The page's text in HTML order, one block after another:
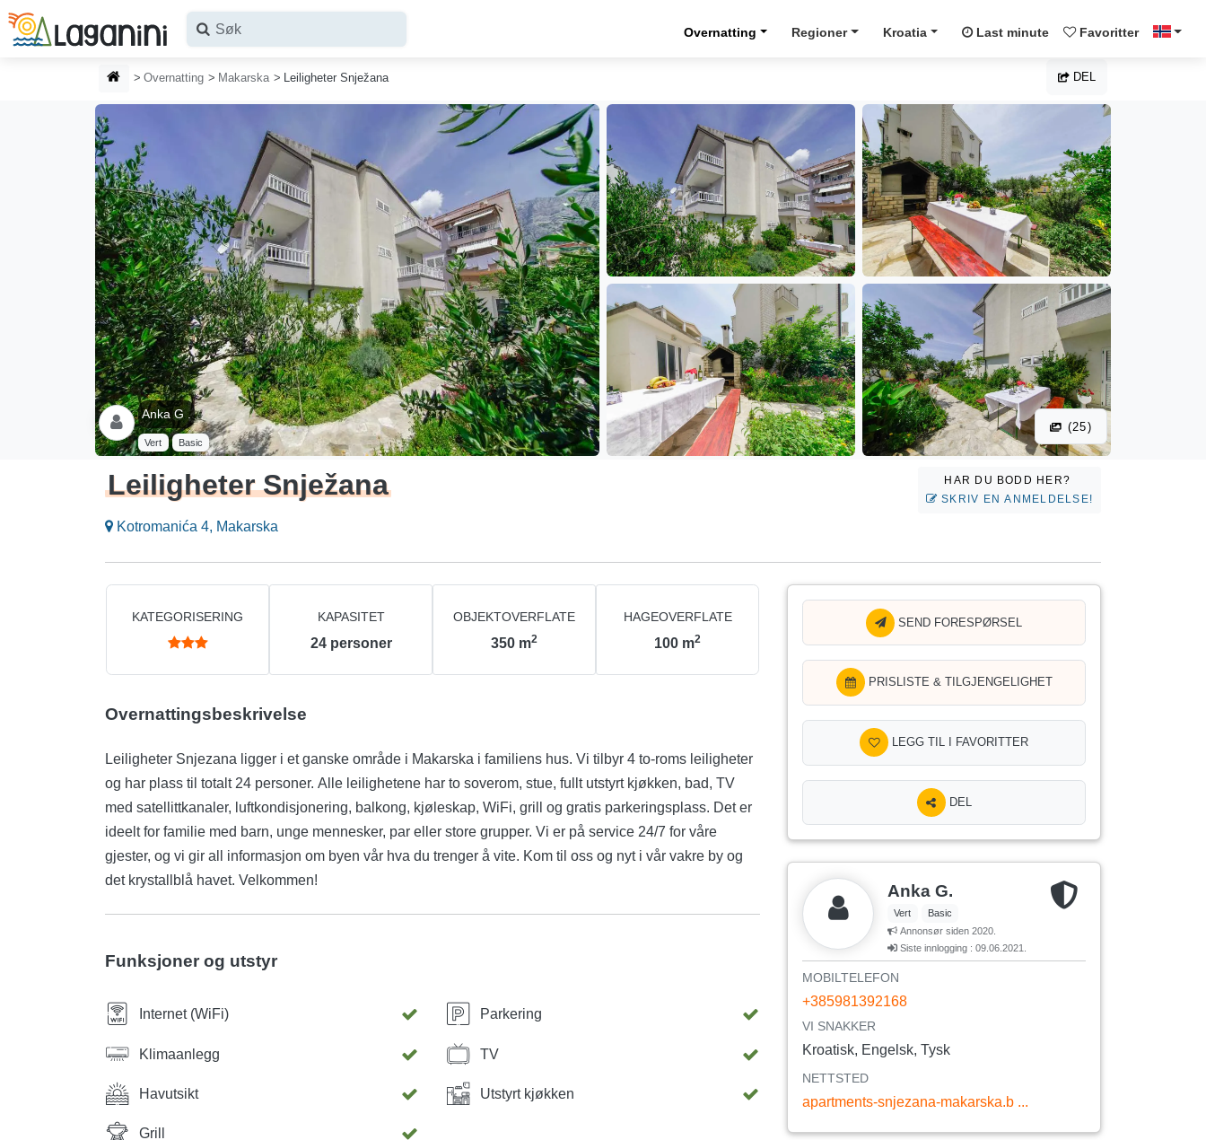
Hopp til hovedinnhold
Overnatting Regioner Kroatia Last minute Favoritter
HJEMMESIDE
Overnatting Makarska Leiligheter Snježana DEL
Anka G .
Vert Basic
(25)
Leiligheter Snježana
Kotromanića 4, Makarska
HAR DU BODD HER?
SKRIV EN ANMELDELSE!
KATEGORISERING KAPASITET
24 personer
OBJEKTOVERFLATE
350 m2
HAGEOVERFLATE
100 m2
Overnattingsbeskrivelse
Leiligheter Snjezana ligger i et ganske område i Makarska i familiens hus. Vi tilbyr 4 to-roms leiligheter
og har plass til totalt 24 personer. Alle leilighetene har to soverom, stue, fullt utstyrt kjøkken, bad, TV
med satellittkanaler, luftkondisjonering, balkong, kjøleskap, WiFi, grill og gratis parkeringsplass. Det er
ideelt for familie med barn, unge mennesker, par eller store grupper. Vi er på service 24/7 for våre
gjester, og vi gir all informasjon om byen vår hva du trenger å vite. Kom til oss og nyt i vår vakre by og
det krystallblå havet. Velkommen!
Funksjoner og utstyr
Internet (WiFi) Parkering
Klimaanlegg TV
Havutsikt Utstyrt kjøkken
Grill
SEND FORESPØRSEL
PRISLISTE & TILGJENGELIGHET
LEGG TIL I FAVORITTER
DEL
Anka G.
Vert
Basic
Annonsør siden 2020.
Siste innlogging : 09.06.2021.
MOBILTELEFON
+385981392168
VI SNAKKER
Kroatisk, Engelsk, Tysk
NETTSTED
apartments-snjezana-makarska.b ...